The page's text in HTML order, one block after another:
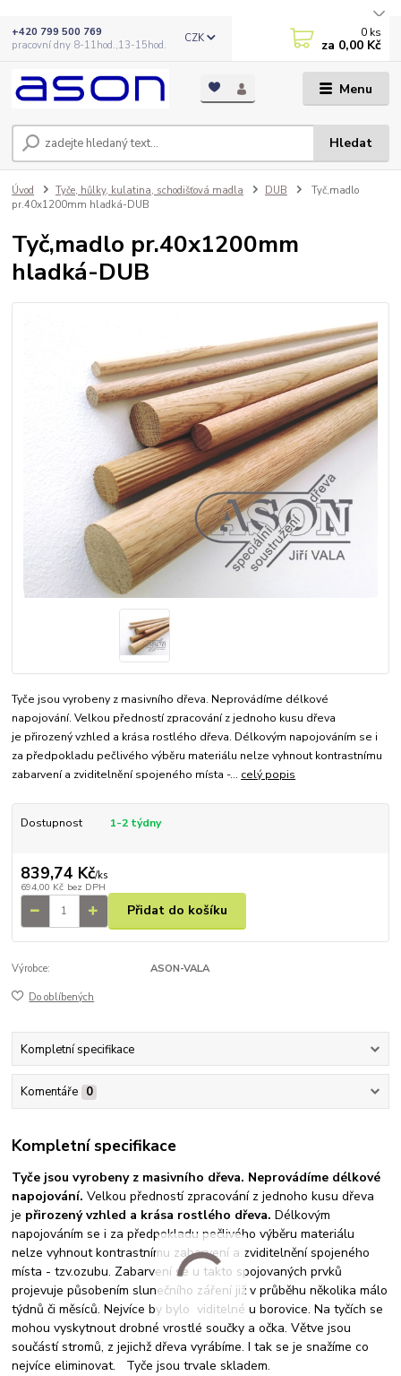
Menu
CZK
Hledat
+420 799 500 769
pracovní dny 8-11hod.,13-15hod.
0 ks
za 0,00 Kč
Úvod Tyče, hůlky, kulatina, schodišťová madla DUB
Tyč,madlo
pr.40x1200mm hladká-DUB
Tyč,madlo pr.40x1200mm
hladká-DUB
Tyče jsou vyrobeny z masivního dřeva. Neprovádíme délkové
napojování. Velkou předností zpracování z jednoho kusu dřeva
je přirozený vzhled a krása rostlého dřeva. Délkovým napojováním se i
za předpokladu pečlivého výběru materiálu nelze vyhnout kontrastnímu
zabarvení a zviditelnění spojeného místa -... celý popis
Dostupnost 1-2 týdny
839,74 Kč/ks
694,00 Kč bez DPH
Přidat do košíku
Výrobce: ASON-VALA
Do oblíbených
Kompletní specifikace
Komentáře 0
Kompletní specifikace
Tyče jsou vyrobeny z masivního dřeva. Neprovádíme délkové
napojování.Velkou předností zpracování z jednoho kusu dřeva
je přirozený vzhled a krása rostlého dřeva.Délkovým
napojováním se i za předpokladu pečlivého výběru materiálu
nelze vyhnout kontrastnímu zabarvení a zviditelnění spojeného
místa - tzv.ozubu. Zabarvení se u takto spojovaných prvků
projevuje působením slunečního záření již v průběhu několika málo
týdnů či měsíců. Nejvíce by bylo viditelné u borovice. Na tyčích se
mohou vyskytnout drobné vrostlé součky a očka. Větve jsou
součástí stromů, z jejichž dřeva vyrábíme. I tak se je snažíme co
nejvíce eliminovat. Tyče jsou trvale skladem.